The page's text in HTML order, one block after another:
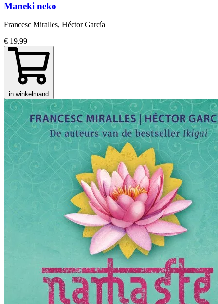
Maneki neko
Francesc Miralles, Héctor García
€ 19,99
in winkelmand